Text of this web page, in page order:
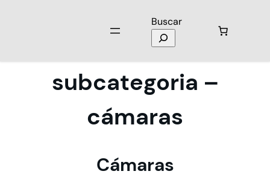
Buscar
subcategoria –
cámaras
Cámaras